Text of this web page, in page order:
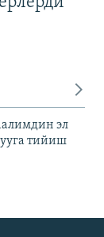
эл
тийиш